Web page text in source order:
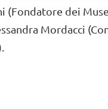
(Fondatore dei
Mordacci